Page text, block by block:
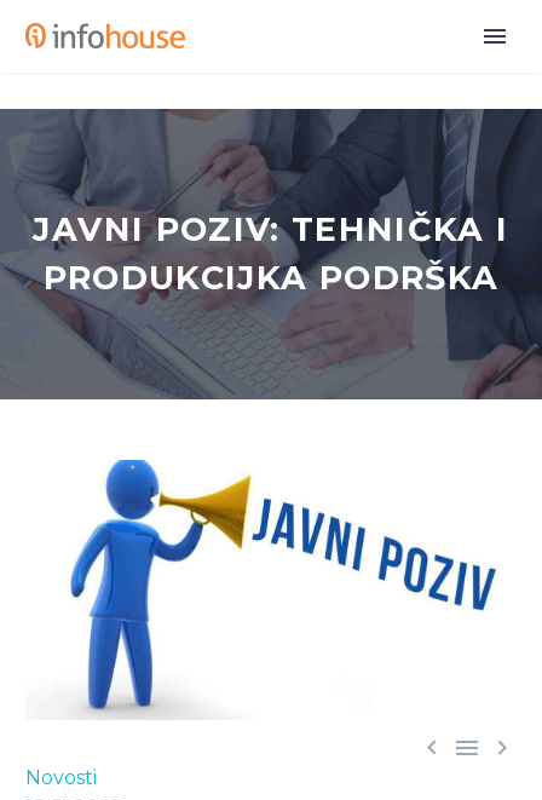
JAVNI POZIV: TEHNIČKA I
PRODUKCIJKA PODRŠKA
  
Novosti